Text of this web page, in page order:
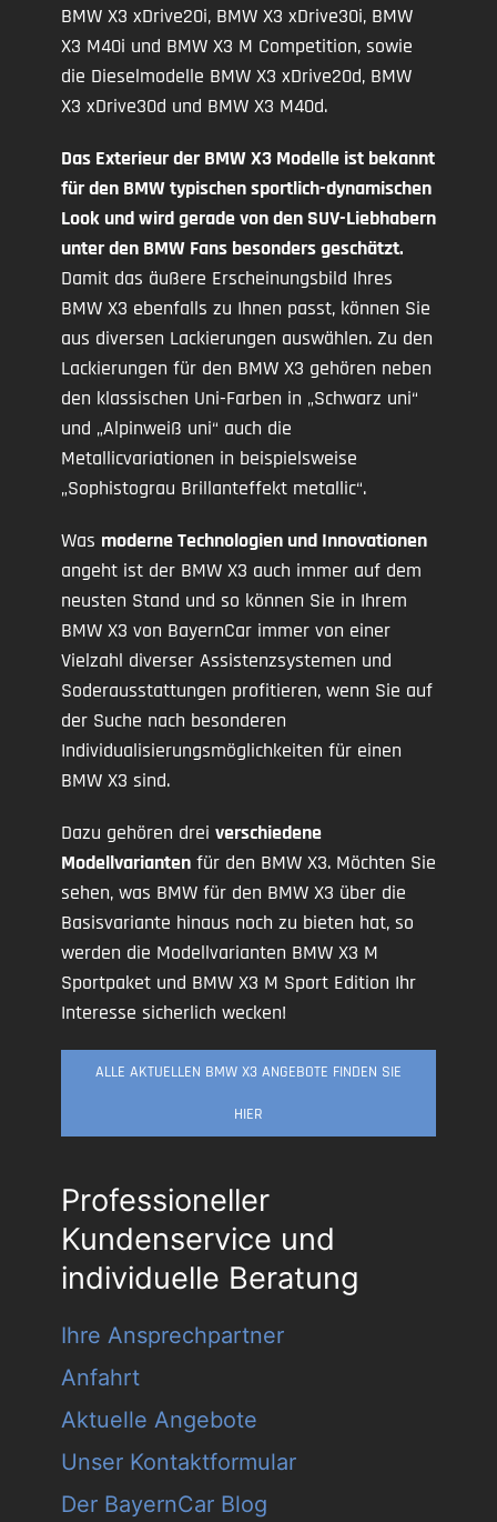
BMW X3 xDrive20i, BMW X3 xDrive30i, BMW
X3 M40i und BMW X3 M Competition, sowie
die Dieselmodelle BMW X3 xDrive20d, BMW
X3 xDrive30d und BMW X3 M40d.
Das Exterieur der BMW X3 Modelle ist bekannt
für den BMW typischen sportlich-dynamischen
Look und wird gerade von den SUV-Liebhabern
unter den BMW Fans besonders geschätzt.
Damit das äußere Erscheinungsbild Ihres
BMW X3 ebenfalls zu Ihnen passt, können Sie
aus diversen Lackierungen auswählen. Zu den
Lackierungen für den BMW X3 gehören neben
den klassischen Uni-Farben in „Schwarz uni“
und „Alpinweiß uni“ auch die
Metallicvariationen in beispielsweise
„Sophistograu Brillanteffekt metallic“.
Was moderne Technologien und Innovationen
angeht ist der BMW X3 auch immer auf dem
neusten Stand und so können Sie in Ihrem
BMW X3 von BayernCar immer von einer
Vielzahl diverser Assistenzsystemen und
Soderausstattungen profitieren, wenn Sie auf
der Suche nach besonderen
Individualisierungsmöglichkeiten für einen
BMW X3 sind.
Dazu gehören drei verschiedene
Modellvarianten für den BMW X3. Möchten Sie
sehen, was BMW für den BMW X3 über die
Basisvariante hinaus noch zu bieten hat, so
werden die Modellvarianten BMW X3 M
Sportpaket und BMW X3 M Sport Edition Ihr
Interesse sicherlich wecken!
ALLE AKTUELLEN BMW X3 ANGEBOTE FINDEN SIE
HIER
Professioneller
Kundenservice und
individuelle Beratung
Ihre Ansprechpartner
Anfahrt
Aktuelle Angebote
Unser Kontaktformular
Der BayernCar Blog